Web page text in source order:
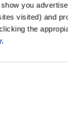
you
visited) and
the